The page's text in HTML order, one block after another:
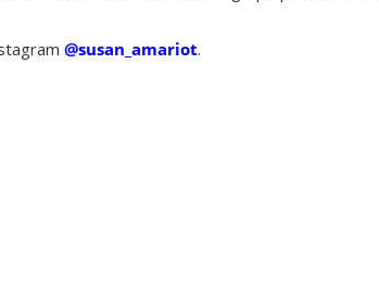
@susan_amariot.